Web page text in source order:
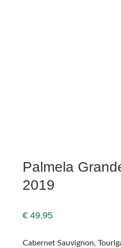
Palmela
2019
€49,95
Cabernet Sauvignon,